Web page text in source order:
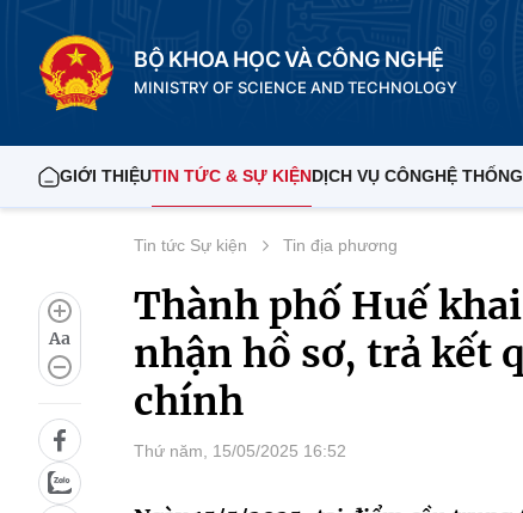
BỘ KHOA HỌC VÀ CÔNG NGHỆ
MINISTRY OF SCIENCE AND TECHNOLOGY
GIỚI THIỆUTIN TỨC & SỰ KIỆNDỊCH VỤ CÔNGHỆ
Aa
Tin tức Sự kiện Tin địa phương
Thành phố Huế
nhận hồ sơ, trả kết
chính
Thứ năm, 15/05/2025 16:52